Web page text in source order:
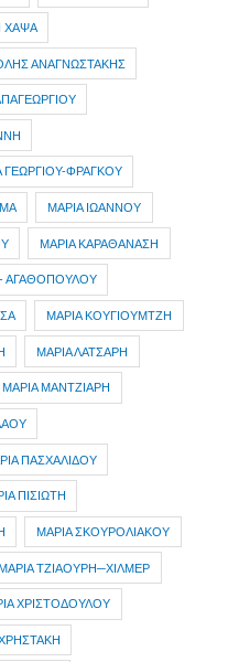
ΧΑΨΑ
ΑΝΑΓΝΩΣΤΑΚΗΣ
ΓΕΩΡΓΙΟΥ-ΦΡΑΓΚΟΥ
ΜΑΡΙΑ ΙΩΑΝΝΟΥ
ΜΑΡΙΑ ΚΑΡΑΘΑΝΑΣΗ
ΑΓΑΘΟΠΟΥΛΟΥ
ΜΑΡΙΑ ΚΟΥΓΙΟΥΜΤΖΗ
ΜΑΡΙΑ ΛΑΤΣΑΡΗ
ΜΑΡΙΑ ΜΑΝΤΖΙΑΡΗ
ΠΑΣΧΑΛΙΔΟΥ
ΠΙΣΙΩΤΗ
ΜΑΡΙΑ ΣΚΟΥΡΟΛΙΑΚΟΥ
ΤΖΙΑΟΥΡΗ─ΧΙΛΜΕΡ
ΧΡΙΣΤΟΔΟΥΛΟΥ